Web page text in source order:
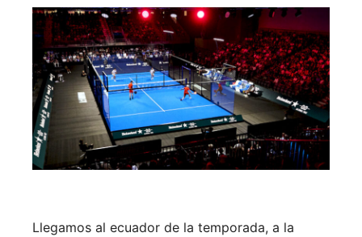
Llegamos al ecuador de la temporada, a la